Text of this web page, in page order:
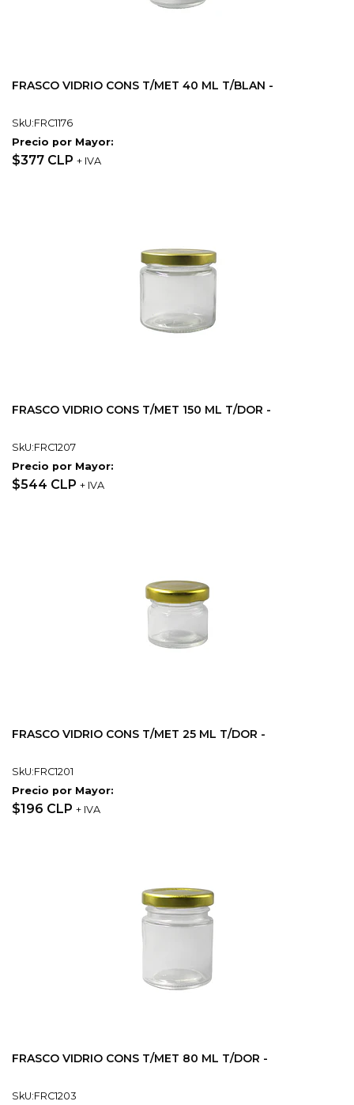
FRASCO VIDRIO CONS T/MET 40 ML T/BLAN -
SkU:FRC1176
Precio por Mayor:
$377 CLP + IVA
FRASCO VIDRIO CONS T/MET 150 ML T/DOR -
SkU:FRC1207
Precio por Mayor:
$544 CLP + IVA
FRASCO VIDRIO CONS T/MET 25 ML T/DOR -
SkU:FRC1201
Precio por Mayor:
$196 CLP + IVA
FRASCO VIDRIO CONS T/MET 80 ML T/DOR -
SkU:FRC1203